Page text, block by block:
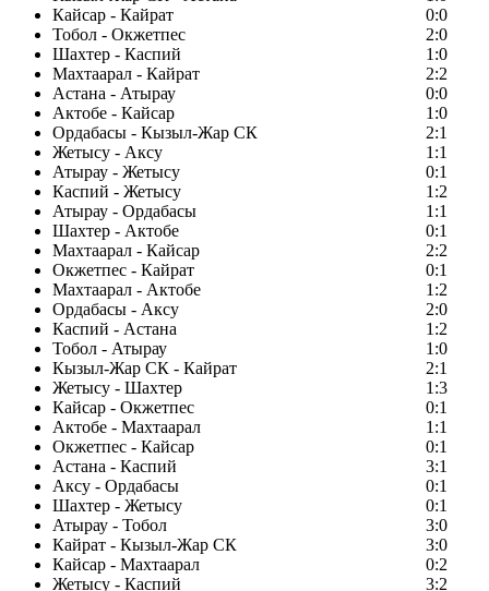
Кайсар - Кайрат
0:0
Тобол - Окжетпес
2:0
Шахтер - Каспий
1:0
Махтаарал - Кайрат
2:2
Астана - Атырау
0:0
Актобе - Кайсар
1:0
Ордабасы - Кызыл-Жар СК
2:1
Жетысу - Аксу
1:1
Атырау - Жетысу
0:1
Каспий - Жетысу
1:2
Атырау - Ордабасы
1:1
Шахтер - Актобе
0:1
Махтаарал - Кайсар
2:2
Окжетпес - Кайрат
0:1
Махтаарал - Актобе
1:2
Ордабасы - Аксу
2:0
Каспий - Астана
1:2
Тобол - Атырау
1:0
Кызыл-Жар СК - Кайрат
2:1
Жетысу - Шахтер
1:3
Кайсар - Окжетпес
0:1
Актобе - Махтаарал
1:1
Окжетпес - Кайсар
0:1
Астана - Каспий
3:1
Аксу - Ордабасы
0:1
Шахтер - Жетысу
0:1
Атырау - Тобол
3:0
Кайрат - Кызыл-Жар СК
3:0
Кайсар - Махтаарал
0:2
Жетысу - Каспий
3:2